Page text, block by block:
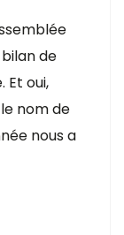
de
Et oui,
nom de
nous a